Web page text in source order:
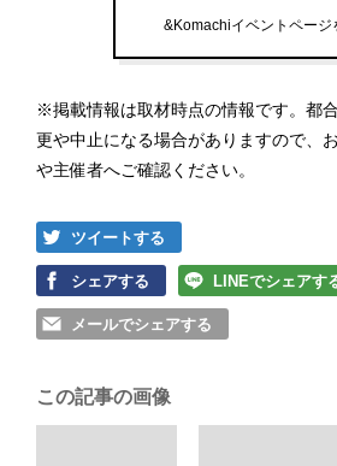
&Komachiイベントページ
※掲載情報は取材時点の情報です。都
更や中止になる場合がありますので、
や主催者へご確認ください。
ツイートする
シェアする LINEでシェアす
メールでシェアする
この記事の画像